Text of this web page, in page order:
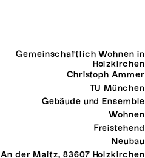
Gemeinschaftlich Wohnen in
Holzkirchen
Christoph Ammer
TU München
Gebäude und Ensemble
Wohnen
Freistehend
Neubau
An der Maitz, 83607 Holzkirchen